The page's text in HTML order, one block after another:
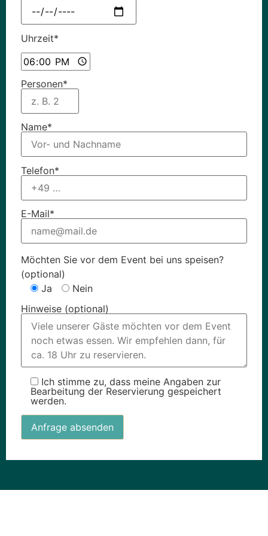
Uhrzeit*
Personen*
Name*
Telefon*
E-Mail*
Möchten Sie vor dem Event bei uns speisen?
(optional)
Ja
Nein
Hinweise (optional)
Ich stimme zu, dass meine Angaben zur
Bearbeitung der Reservierung gespeichert
werden.